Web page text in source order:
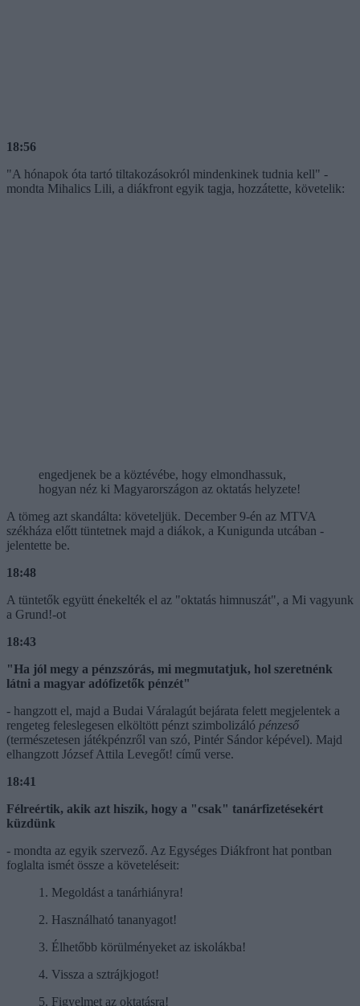
18:56
"A hónapok óta tartó tiltakozásokról mindenkinek tudnia kell" -
mondta Mihalics Lili, a diákfront egyik tagja, hozzátette, követelik:
engedjenek be a köztévébe, hogy elmondhassuk,
hogyan néz ki Magyarországon az oktatás helyzete!
A tömeg azt skandálta: követeljük. December 9-én az MTVA
székháza előtt tüntetnek majd a diákok, a Kunigunda utcában -
jelentette be.
18:48
A tüntetők együtt énekelték el az "oktatás himnuszát", a Mi vagyunk
a Grund!-ot
18:43
"Ha jól megy a pénzszórás, mi megmutatjuk, hol szeretnénk
látni a magyar adófizetők pénzét"
- hangzott el, majd a Budai Váralagút bejárata felett megjelentek a
rengeteg feleslegesen elköltött pénzt szimbolizáló pénzeső
(természetesen játékpénzről van szó, Pintér Sándor képével). Majd
elhangzott József Attila Levegőt! című verse.
18:41
Félreértik, akik azt hiszik, hogy a "csak" tanárfizetésekért
küzdünk
- mondta az egyik szervező. Az Egységes Diákfront hat pontban
foglalta ismét össze a követeléseit:
1. Megoldást a tanárhiányra!
2. Használható tananyagot!
3. Élhetőbb körülményeket az iskolákba!
4. Vissza a sztrájkjogot!
5. Figyelmet az oktatásra!